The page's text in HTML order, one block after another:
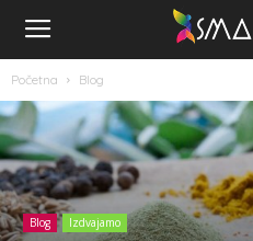
Početna Blog
Blog Izdvajamo